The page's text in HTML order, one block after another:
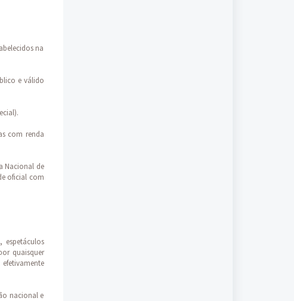
na
e válido
com renda
Nacional de
oficial com
espetáculos
quaisquer
nacional e